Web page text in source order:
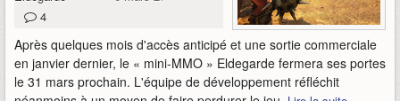
4
Après quelques mois d'accès anticipé et une sortie commerciale
en janvier dernier, le « mini-MMO » Eldegarde fermera ses portes
le 31 mars prochain. L'équipe de développement réfléchit